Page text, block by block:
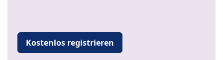
Kostenlos registrieren